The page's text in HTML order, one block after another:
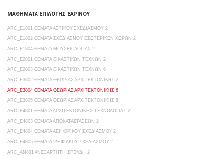
ΜΑΘΗΜΑΤΑ ΕΠΙΛΟΓΗΣ ΕΑΡΙΝΟΥ
ARC_E1801 ΘΕΜΑΤΑ ΑΣΤΙΚΟΥ ΣΧΕΔΙΑΣΜΟΥ 2
ARC_E1802 ΘΕΜΑΤΑ ΣΧΕΔΙΑΣΜΟΥ ΕΣΩΤΕΡΙΚΩΝ ΧΩΡΩΝ 2
ARC_E1804 ΘΕΜΑΤΑ ΜΟΥΣΕΙΟΛΟΓΙΑΣ 2
ARC_E2801 ΘΕΜΑΤΑ ΕΙΚΑΣΤΙΚΩΝ ΤΕΧΝΩΝ 2
ARC_E2803 ΘΕΜΑΤΑ ΕΙΚΑΣΤΙΚΩΝ ΤΕΧΝΩΝ 6
ARC_E3802 ΘΕΜΑΤΑ ΘΕΩΡΙΑΣ ΑΡΧΙΤΕΚΤΟΝΙΚΗΣ 2
ARC_E3804 ΘΕΜΑΤΑ ΘΕΩΡΙΑΣ ΑΡΧΙΤΕΚΤΟΝΙΚΗΣ 6
ARC_E3805 ΘΕΜΑΤΑ ΘΕΩΡΙΑΣ ΑΡΧΙΤΕΚΤΟΝΙΚΗΣ 8
ARC_E4801 ΘΕΜΑΤΑ ΑΡΧΙΤΕΚΤΟΝΙΚΗΣ ΤΕΧΝΟΛΟΓΙΑΣ 2
ARC_E4803 ΘΕΜΑΤΑ ΑΠΟΚΑΤΑΣΤΑΣΕΩΝ 2
ARC_E4804 ΘΕΜΑΤΑ ΑΕΙΦΟΡΙΚΟΥ ΣΧΕΔΙΑΣΜΟΥ 2
ARC_E4805 ΘΕΜΑΤΑ ΨΗΦΙΑΚΟΥ ΣΧΕΔΙΑΣΜΟΥ 2
ARC_ΑΝ801 ΑΝΕΞΑΡΤΗΤΗ ΣΠΟΥΔΗ 2